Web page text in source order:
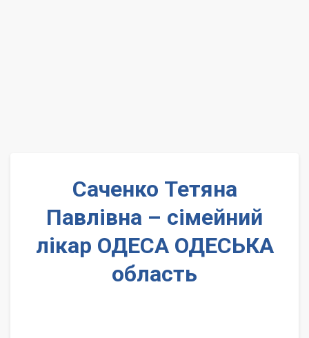
Саченко Тетяна
Павлівна – сімейний
лікар ОДЕСА ОДЕСЬКА
область